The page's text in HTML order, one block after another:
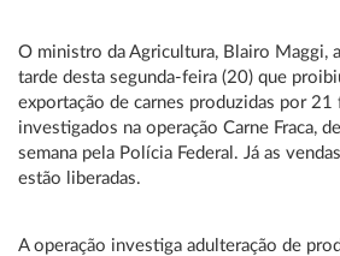
O ministro da Agricultura, Blairo Maggi,
tarde desta segunda-feira (20) que
exportação de carnes produzidas por
investigados na operação Carne Fraca,
semana pela Polícia Federal. Já as
estão liberadas.
A operação investiga adulteração de